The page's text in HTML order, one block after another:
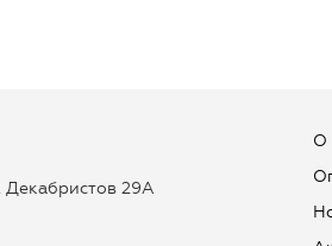
Декабристов 29А
О